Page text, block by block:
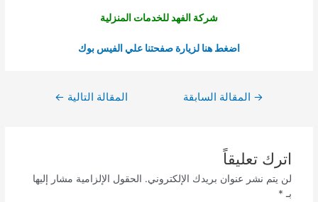
شركة الفهد للخدمات المنزلية
اضغط هنا لزيارة صفحتنا علي الفيس بوك
→ المقالة السابقة المقالة التالية ←
اترك تعليقاً
لن يتم نشر عنوان بريدك الإلكتروني. الحقول الإلزامية مشار إليها
بـ *